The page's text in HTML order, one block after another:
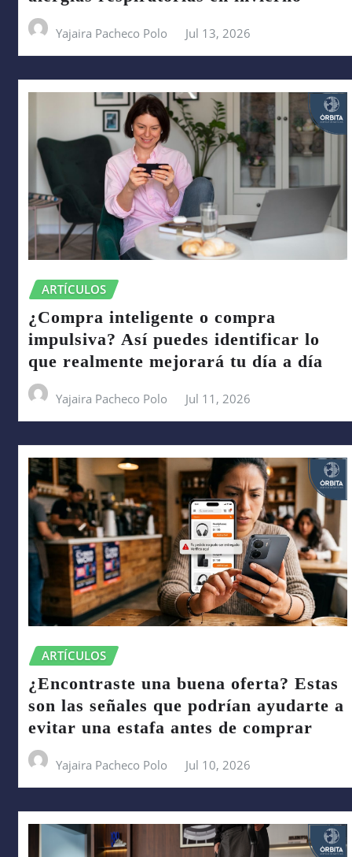
Yajaira Pacheco Polo Jul 13, 2026
ARTÍCULOS
¿Compra inteligente o compra
impulsiva? Así puedes identificar lo
que realmente mejorará tu día a día
Yajaira Pacheco Polo Jul 11, 2026
ARTÍCULOS
¿Encontraste una buena oferta? Estas
son las señales que podrían ayudarte a
evitar una estafa antes de comprar
Yajaira Pacheco Polo Jul 10, 2026